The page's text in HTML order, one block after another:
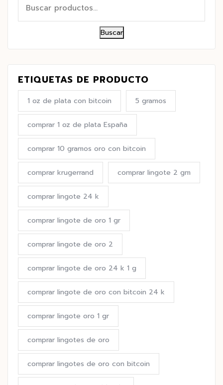
Buscar
ETIQUETAS DE PRODUCTO
1 oz de plata con bitcoin 5 gramos
comprar 1 oz de plata España
comprar 10 gramos oro con bitcoin
comprar krugerrand comprar lingote 2 gm
comprar lingote 24 k
comprar lingote de oro 1 gr
comprar lingote de oro 2
comprar lingote de oro 24 k 1 g
comprar lingote de oro con bitcoin 24 k
comprar lingote oro 1 gr
comprar lingotes de oro
comprar lingotes de oro con bitcoin